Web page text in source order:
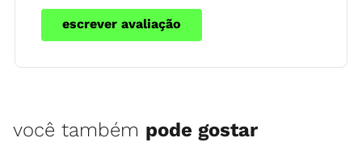
escrever avaliação
você também pode gostar